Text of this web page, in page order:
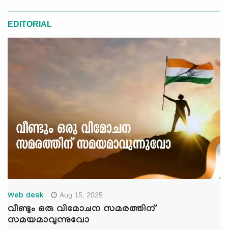
EDITORIAL
Web desk Aug 15, 2025
വീണ്ടും ഒരു വിമോചന സമരത്തിന്
സമയമാവുന്നുവോ